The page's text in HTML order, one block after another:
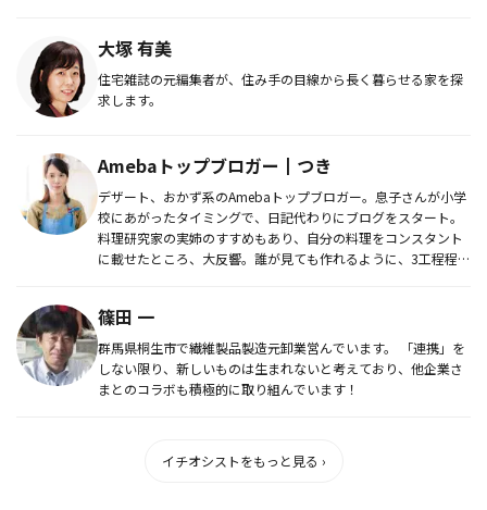
大塚 有美
住宅雑誌の元編集者が、住み手の目線から長く暮らせる家を探
求します。
Amebaトップブロガー┃つき
デザート、おかず系のAmebaトップブロガー。息子さんが小学
校にあがったタイミングで、日記代わりにブログをスタート。
料理研究家の実姉のすすめもあり、自分の料理をコンスタント
に載せたところ、大反響。誰が見ても作れるように、3工程程度
篠田 一
群馬県桐生市で繊維製品製造元卸業営んでいます。 「連携」を
しない限り、新しいものは生まれないと考えており、他企業さ
まとのコラボも積極的に取り組んでいます！
イチオシストをもっと見る ›